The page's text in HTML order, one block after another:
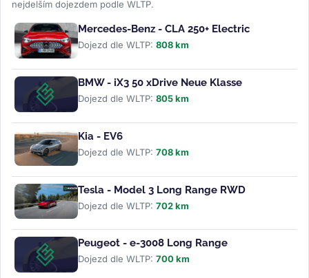
nejdelším dojezdem podle WLTP.
Mercedes-Benz - CLA 250+ Electric
Dojezd dle WLTP: 808 km
BMW - iX3 50 xDrive Neue Klasse
Dojezd dle WLTP: 805 km
Kia - EV6
Dojezd dle WLTP: 708 km
Tesla - Model 3 Long Range RWD
Dojezd dle WLTP: 702 km
Peugeot - e-3008 Long Range
Dojezd dle WLTP: 700 km